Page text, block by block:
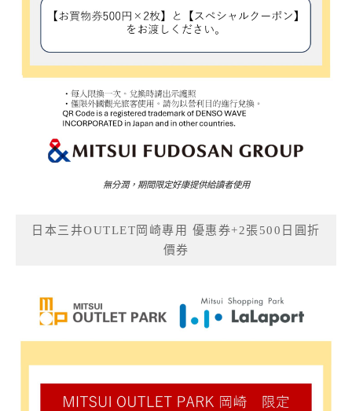
無分潤，期間限定好康提供給讀者使用
日本三井OUTLET岡崎專用 優惠券+2張500日圓折
價券